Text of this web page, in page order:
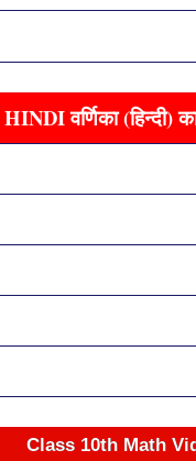
वर्णिका
Class 10th Math